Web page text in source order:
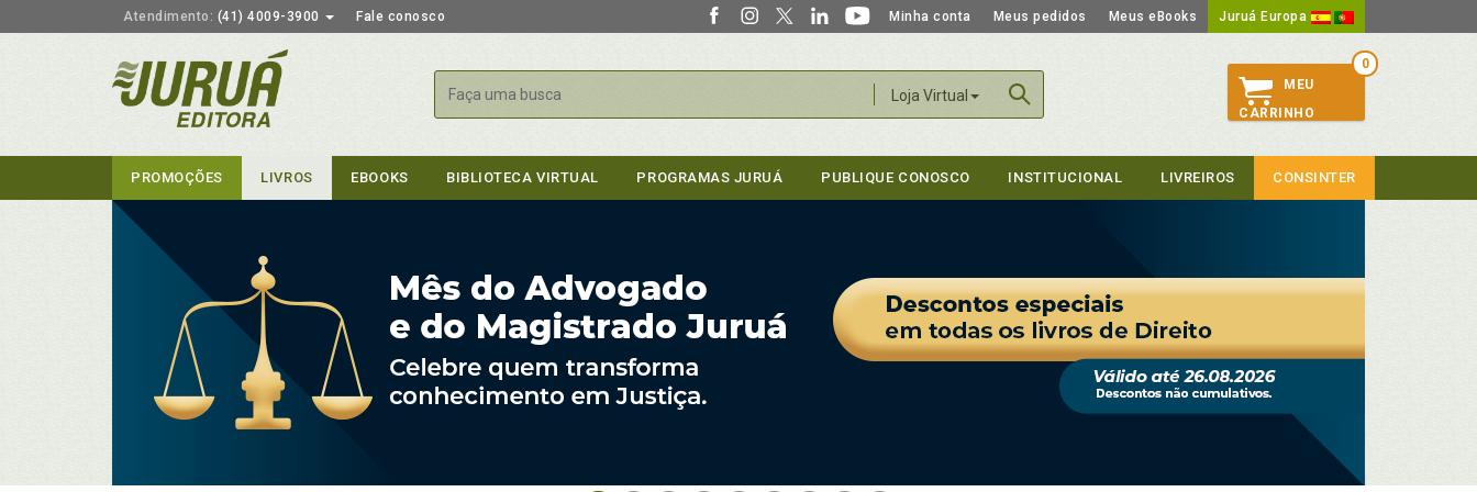
Atendimento: (41) 4009-3900 Fale conosco Minha conta Meus pedidos Meus eBooks Juruá Europa
Loja Virtual
Buscar
0
MEU
CARRINHO
PROMOÇÕES LIVROS EBOOKS BIBLIOTECA VIRTUAL PROGRAMAS JURUÁ PUBLIQUE CONOSCO INSTITUCIONAL LIVREIROS CONSINTER